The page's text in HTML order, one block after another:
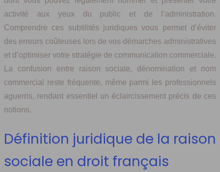
activité aux yeux du public et de l’administration.
Comprendre ces subtilités juridiques vous permet d’éviter
des erreurs coûteuses lors de vos démarches administratives
et d’optimiser votre stratégie de communication commerciale.
La confusion entre raison sociale, dénomination et nom
commercial reste fréquente, même parmi les professionnels
aguerris, rendant essentiel un éclaircissement précis de ces
notions.
Définition juridique de la raison
sociale en droit français